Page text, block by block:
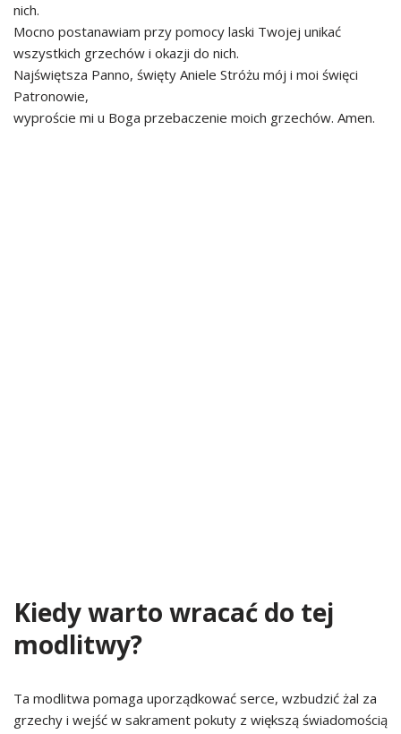
nich.
Mocno postanawiam przy pomocy laski Twojej unikać
wszystkich grzechów i okazji do nich.
Najświętsza Panno, święty Aniele Stróżu mój i moi święci
Patronowie,
wyproście mi u Boga przebaczenie moich grzechów. Amen.
Kiedy warto wracać do tej
modlitwy?
Ta modlitwa pomaga uporządkować serce, wzbudzić żal za
grzechy i wejść w sakrament pokuty z większą świadomością